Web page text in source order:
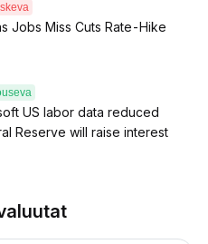
Jobs Miss Cuts Rate-Hike
US labor data reduced
Reserve will raise interest